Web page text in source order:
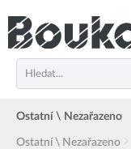
Ostatní \ Nezařazeno
Ostatní \ Nezařazeno